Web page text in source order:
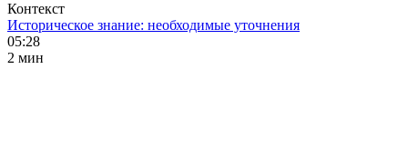
Контекст
Историческое знание: необходимые уточнения
05:28
2 мин